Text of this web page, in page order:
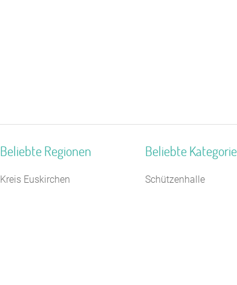
Beliebte Regionen
Kreis Euskirchen
Beliebte
Schützenhalle